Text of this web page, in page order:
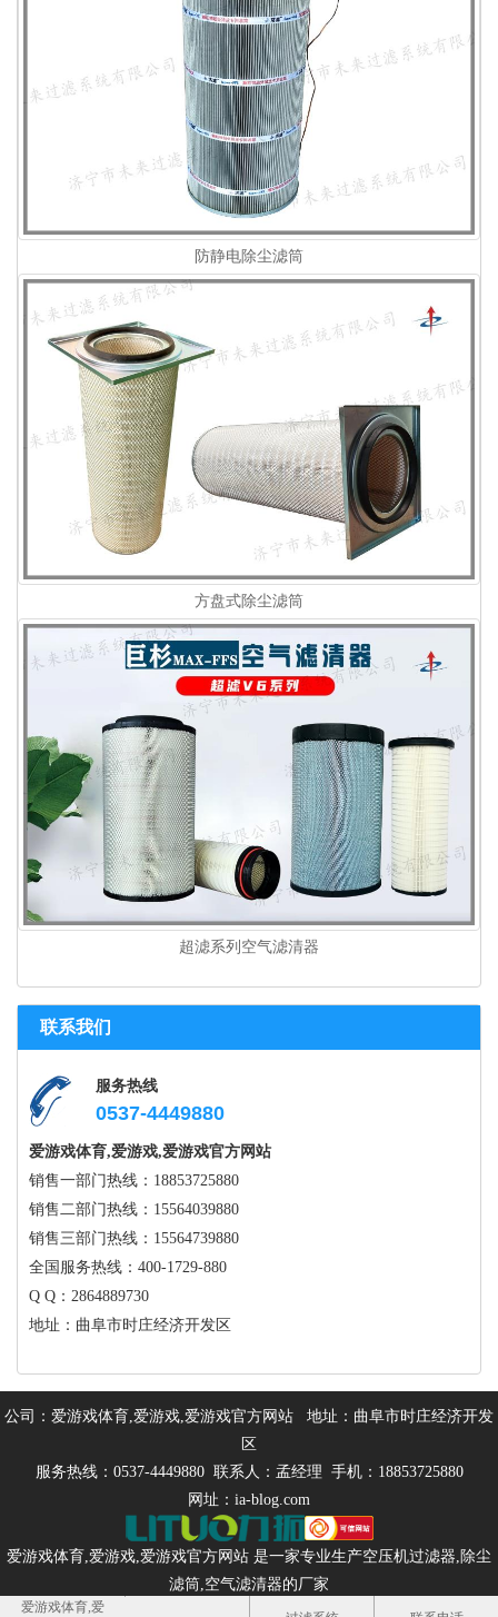
防静电除尘滤筒
方盘式除尘滤筒
超滤系列空气滤清器
联系我们
服务热线
0537-4449880
爱游戏体育,爱游戏,爱游戏官方网站
销售一部门热线：18853725880
销售二部门热线：15564039880
销售三部门热线：15564739880
全国服务热线：400-1729-880
Q Q：2864889730
地址：曲阜市时庄经济开发区
公司：爱游戏体育,爱游戏,爱游戏官方网站 地址：曲阜市时庄经济开发
区
服务热线：0537-4449880 联系人：孟经理 手机：18853725880
网址：ia-blog.com
爱游戏体育,爱游戏,爱游戏官方网站 是一家专业生产空压机过滤器, 除尘
滤筒,空气滤清器的厂家
营业执照公示
爱游戏体育,爱